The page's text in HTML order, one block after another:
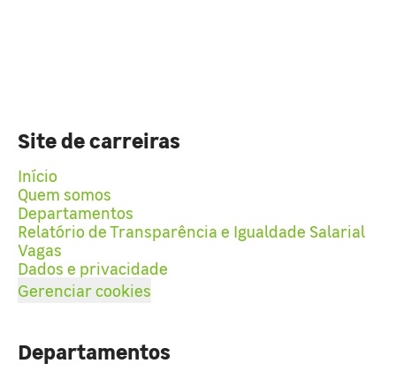
Site de carreiras
Início
Quem somos
Departamentos
Relatório de Transparência e Igualdade Salarial
Vagas
Dados e privacidade
Gerenciar cookies
Departamentos